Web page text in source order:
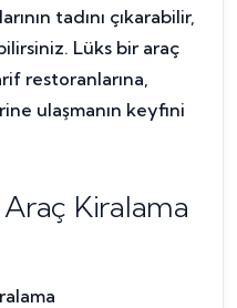
tadını çıkarabilir,
Lüks bir araç
restoranlarına,
ulaşmanın keyfini
Kiralama